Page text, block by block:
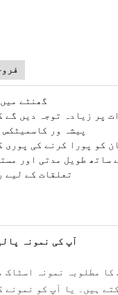
1. 24 گھنٹے
پیشہ ور کاسمیٹکس
کو پورا کرنے کی پوری
تعلقات کے لیے
آپ کی نمونہ
کا مطلوبہ نمونہ اسٹاک
ہیں۔ یا آپ کو نمونے